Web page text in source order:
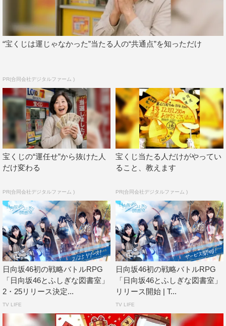
「日向坂46とふしぎな図書室」
事前登録開始：2020年10月10日（土）
“宝くじは運じゃなかった”当たる人の“共通点”を知っただけ
PR(合同会社デジタルファーム )
宝くじの“運任せ”から抜けた人
だけ変わる
PR(合同会社デジタルファーム )
宝くじ当たる人だけがやってい
ること、教えます
PR(合同会社デジタルファーム )
日向坂46初の戦略バトルRPG
「日向坂46とふしぎな図書室」
2・25リリース決定...
TV LIFE
日向坂46初の戦略バトルRPG
「日向坂46とふしぎな図書室」
リリース開始 | T...
TV LIFE